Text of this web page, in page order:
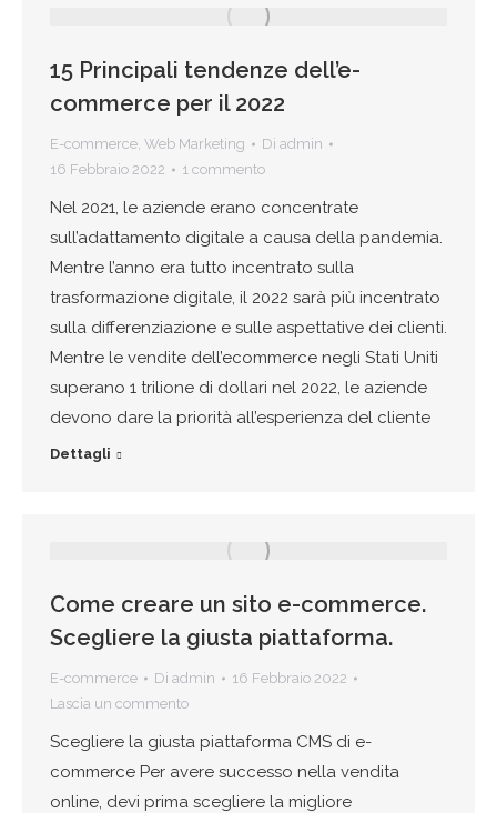
15 Principali tendenze dell’e-
commerce per il 2022
E-commerce, Web Marketing Di admin
16 Febbraio 2022
1 commento
Nel 2021, le aziende erano concentrate
sull’adattamento digitale a causa della pandemia.
Mentre l’anno era tutto incentrato sulla
trasformazione digitale, il 2022 sarà più incentrato
sulla differenziazione e sulle aspettative dei clienti.
Mentre le vendite dell’ecommerce negli Stati Uniti
superano 1 trilione di dollari nel 2022, le aziende
devono dare la priorità all’esperienza del cliente
Dettagli
Come creare un sito e-commerce.
Scegliere la giusta piattaforma.
E-commerce Di admin
16 Febbraio 2022
Lascia un commento
Scegliere la giusta piattaforma CMS di e-
commerce Per avere successo nella vendita
online, devi prima scegliere la migliore